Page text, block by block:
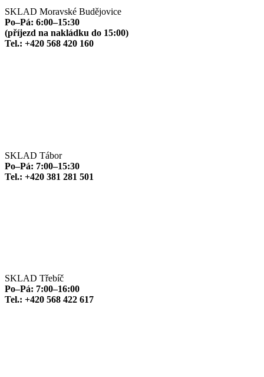
SKLAD Moravské Budějovice
Po–Pá: 6:00–15:30
(příjezd na nakládku do 15:00)
Tel.: +420 568 420 160
SKLAD Tábor
Po–Pá: 7:00–15:30
Tel.: +420 381 281 501
SKLAD Třebíč
Po–Pá: 7:00–16:00
Tel.: +420 568 422 617